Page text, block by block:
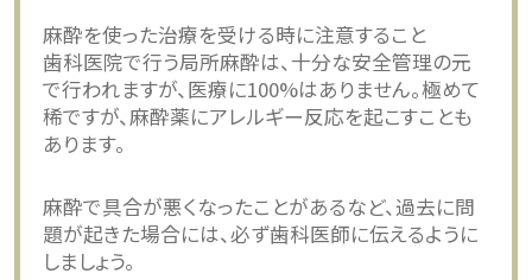
麻酔を使った治療を受ける時に注意すること
歯科医院で行う局所麻酔は、十分な安全管理の元
で行われますが、医療に100%はありません。極めて
稀ですが、麻酔薬にアレルギー反応を起こすことも
あります。
麻酔で具合が悪くなったことがあるなど、過去に問
題が起きた場合には、必ず歯科医師に伝えるように
しましょう。